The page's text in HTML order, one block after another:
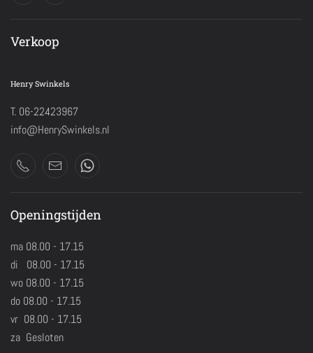
Verkoop
Henry Swinkels
T. 06-22423967
info@HenrySwinkels.nl
Openingstijden
ma 08.00 - 17.15
di 08.00 - 17.15
wo 08.00 - 17.15
do 08.00 - 17.15
vr 08.00 - 17.15
za Gesloten